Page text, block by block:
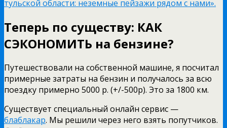
тульской области: неземные пейзажи рядом с нами».
Теперь по существу: КАК
СЭКОНОМИТЬ на бензине?
Путешествовали на собственной машине, я посчитал
примерные затраты на бензин и получалось за всю
поездку примерно 5000 р. (+/-500р). Это за 1800 км.
Существует специальный онлайн сервис —
блаблакар. Мы решили через него взять попутчиков.